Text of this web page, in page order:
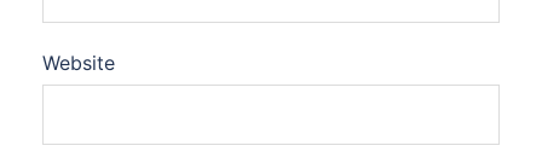
Website